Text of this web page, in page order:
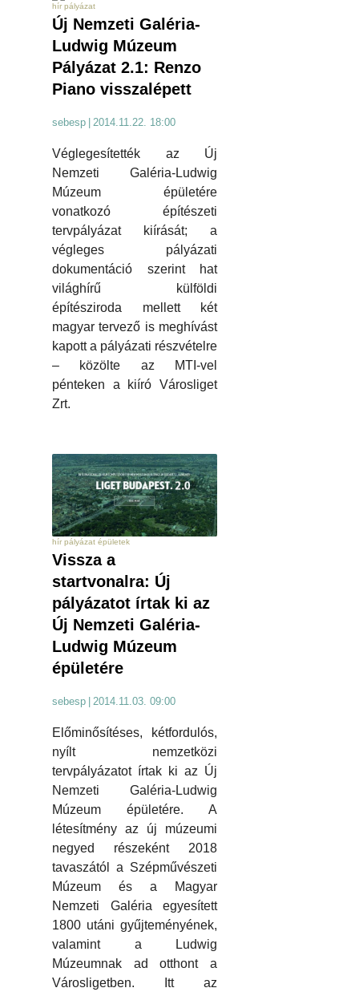
hír pályázat
Új Nemzeti Galéria-
Ludwig Múzeum
Pályázat 2.1: Renzo
Piano visszalépett
sebesp | 2014.11.22. 18:00
Véglegesítették az Új
Nemzeti Galéria-Ludwig
Múzeum épületére
vonatkozó építészeti
tervpályázat kiírását; a
végleges pályázati
dokumentáció szerint hat
világhírű külföldi
építésziroda mellett két
magyar tervező is meghívást
kapott a pályázati részvételre
– közölte az MTI-vel
pénteken a kiíró Városliget
Zrt.
hír pályázat épületek
Vissza a
startvonalra: Új
pályázatot írtak ki az
Új Nemzeti Galéria-
Ludwig Múzeum
épületére
sebesp | 2014.11.03. 09:00
Előminősítéses, kétfordulós,
nyílt nemzetközi
tervpályázatot írtak ki az Új
Nemzeti Galéria-Ludwig
Múzeum épületére. A
létesítmény az új múzeumi
negyed részeként 2018
tavaszától a Szépművészeti
Múzeum és a Magyar
Nemzeti Galéria egyesített
1800 utáni gyűjteményének,
valamint a Ludwig
Múzeumnak ad otthont a
Városligetben. Itt az